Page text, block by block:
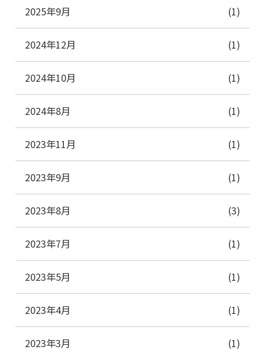
2025年9月 (1)
2024年12月 (1)
2024年10月 (1)
2024年8月 (1)
2023年11月 (1)
2023年9月 (1)
2023年8月 (3)
2023年7月 (1)
2023年5月 (1)
2023年4月 (1)
2023年3月 (1)